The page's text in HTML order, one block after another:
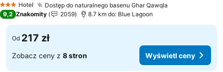
3 Kategoria
Hotel Dostęp do naturalnego basenu Ghar Qawqla
9,2 Znakomity 2059 8.7 km do: Blue Lagoon
Od 217 zł
Zobacz ceny z 8 stron Wyświetl ceny